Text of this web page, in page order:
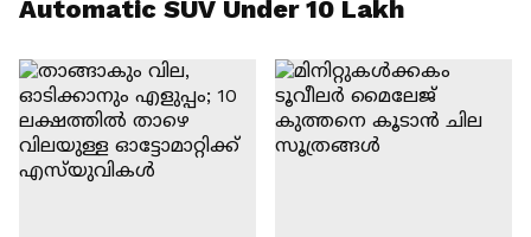
Automatic SUV Under 10 Lakh